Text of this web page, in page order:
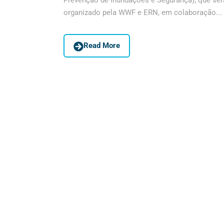
organizado pela WWF e ERN, em colaboração...
Read More